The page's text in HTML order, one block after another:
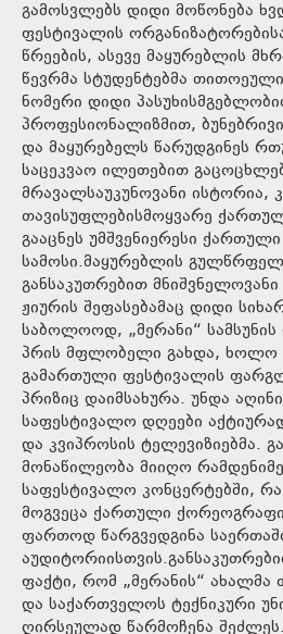
გამოსვლებს დიდი მოწონება
ფესტივალის
წრეების, ასევე მაყურებლის
წევრმა სტუდენტებმა
ნომერი დიდი
პროფესიონალიზმით,
და მაყურებელს წარუდგინეს
საცეკვაო ილეთებით
მრავალსაუკუნოვანი ისტორია,
თავისუფლებისმოყვარე
გააცნეს უმშვენიერესი
სამოსი.მაყურებლის
განსაკუთრებით
ჟიურის შეფასებამაც დიდი
საბოლოოდ, „მერანი“
პრის მფლობელი გახდა, ხოლო
გამართული ფესტივალის
პრიზიც დაიმსახურა. უნდა
საფესტივალო დღეები აქტიურად
და კვიპროსის ტელევიზიებმა.
მონაწილეობა მიიღო
საფესტივალო კონცერტებში,
მოგვეცა ქართული
ფართოდ წარგვედგინა
ფაქტი, რომ „მერანის“ ახალმა
და საქართველოს ტექნიკური
ღირსეულად წარმოჩენა